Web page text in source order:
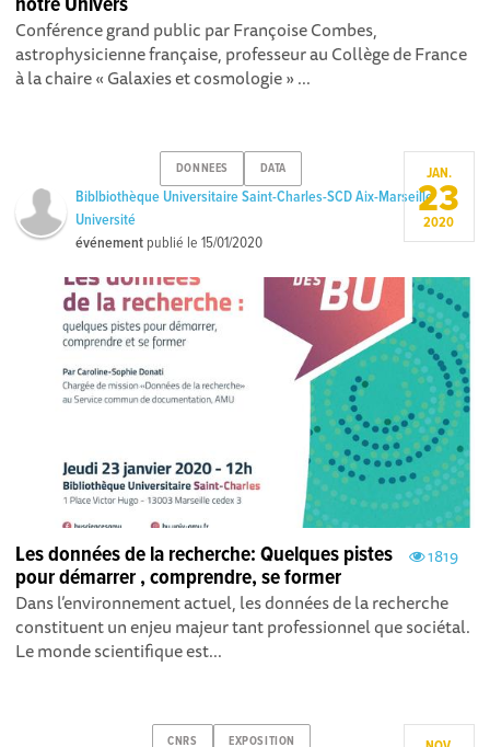
Conférence grand public par Françoise Combes,
astrophysicienne française, professeur au Collège de France
à la chaire « Galaxies et cosmologie » ...
DONNEES DATA
Biblbiothèque Universitaire Saint-Charles-SCD Aix-Marseille
Université
événement publié le15/01/2020
JAN.
23
2020
1819
Les données de la recherche: Quelques pistes
pour démarrer , comprendre, se former
Dans l’environnement actuel, les données de la recherche
constituent un enjeu majeur tant professionnel que sociétal.
Le monde scientifique est...
CNRS EXPOSITION